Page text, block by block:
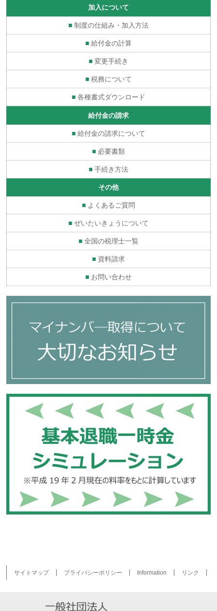
加入について
■ 制度の仕組み・加入方法
■ 給付金の計算
■ 変更手続き
■ 税務について
■ 各種書式ダウンロード
給付金の請求
■ 給付金の請求について
■ 必要書類
■ 手続き方法
その他
■ よくあるご質問
■ ぜいたいきょうについて
■ 全国の税理士一覧
■ 資料請求
■ お問い合わせ
サイトマップ プライバシーポリシー Information リンク